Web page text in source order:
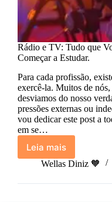
Rádio e TV: Tudo que
Começar a Estudar.
Para cada profissão,
exercê-la. Muitos de
desviamos do nosso
pressões externas ou
vou dedicar este post a
em se…
Leia mais
Rádio
e
Tudo
Wellas Diniz 🧡